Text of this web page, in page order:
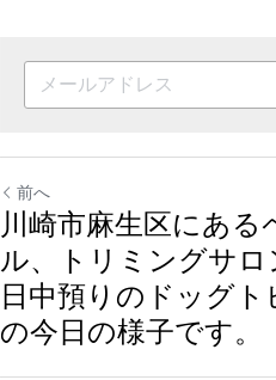
前へ
川崎市麻生区にある
ル、トリミングサロ
日中預りのドッグト
の今日の様子です。